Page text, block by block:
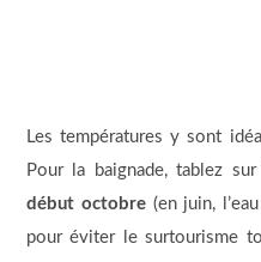
Les températures y sont
Pour la baignade, tablez
début octobre(en juin,
pour éviter le surtourisme